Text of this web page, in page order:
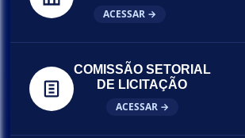
ACESSAR →
COMISSÃO SETORIAL
DE LICITAÇÃO
ACESSAR →